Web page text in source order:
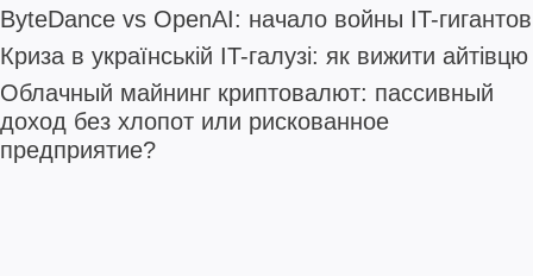
ByteDance vs OpenAI: начало войны IT-гигантов
Криза в українській IT-галузі: як вижити айтівцю
Облачный майнинг криптовалют: пассивный
доход без хлопот или рискованное
предприятие?